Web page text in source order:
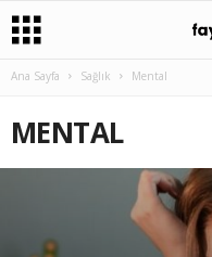
Ana Sayfa Sağlık Mental
MENTAL